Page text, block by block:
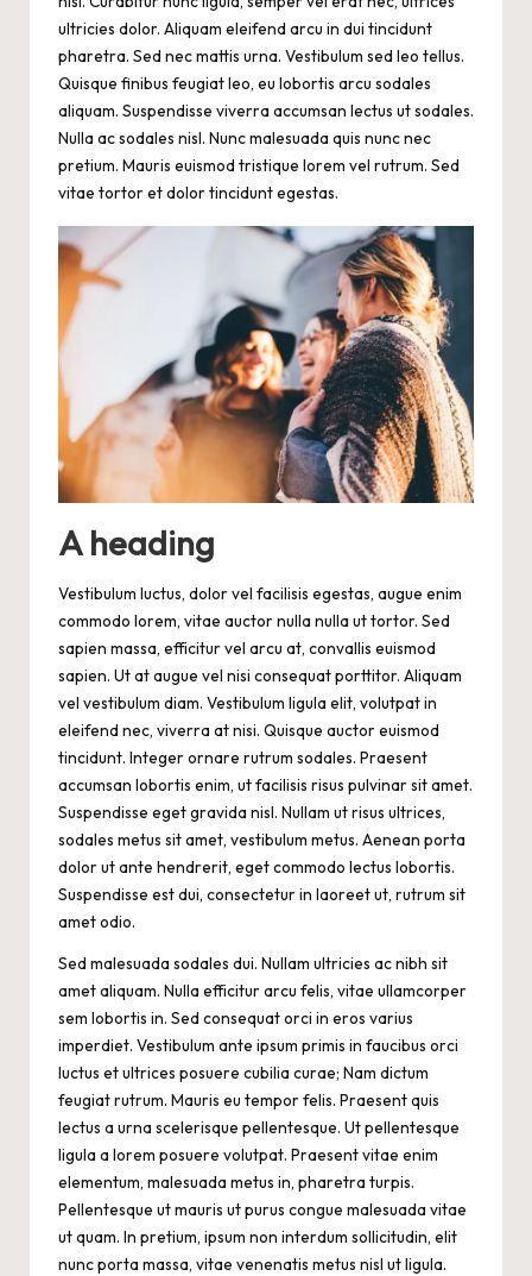
ultricies dolor. Aliquam eleifend arcu in dui tincidunt
pharetra. Sed nec mattis urna. Vestibulum sed leo tellus.
Quisque finibus feugiat leo, eu lobortis arcu sodales
aliquam. Suspendisse viverra accumsan lectus ut sodales.
Nulla ac sodales nisl. Nunc malesuada quis nunc nec
pretium. Mauris euismod tristique lorem vel rutrum. Sed
vitae tortor et dolor tincidunt egestas.
A heading
Vestibulum luctus, dolor vel facilisis egestas, augue enim
commodo lorem, vitae auctor nulla nulla ut tortor. Sed
sapien massa, efficitur vel arcu at, convallis euismod
sapien. Ut at augue vel nisi consequat porttitor. Aliquam
vel vestibulum diam. Vestibulum ligula elit, volutpat in
eleifend nec, viverra at nisi. Quisque auctor euismod
tincidunt. Integer ornare rutrum sodales. Praesent
accumsan lobortis enim, ut facilisis risus pulvinar sit amet.
Suspendisse eget gravida nisl. Nullam ut risus ultrices,
sodales metus sit amet, vestibulum metus. Aenean porta
dolor ut ante hendrerit, eget commodo lectus lobortis.
Suspendisse est dui, consectetur in laoreet ut, rutrum sit
amet odio.
Sed malesuada sodales dui. Nullam ultricies ac nibh sit
amet aliquam. Nulla efficitur arcu felis, vitae ullamcorper
sem lobortis in. Sed consequat orci in eros varius
imperdiet. Vestibulum ante ipsum primis in faucibus orci
luctus et ultrices posuere cubilia curae; Nam dictum
feugiat rutrum. Mauris eu tempor felis. Praesent quis
lectus a urna scelerisque pellentesque. Ut pellentesque
ligula a lorem posuere volutpat. Praesent vitae enim
elementum, malesuada metus in, pharetra turpis.
Pellentesque ut mauris ut purus congue malesuada vitae
ut quam. In pretium, ipsum non interdum sollicitudin, elit
nunc porta massa, vitae venenatis metus nisl ut ligula.